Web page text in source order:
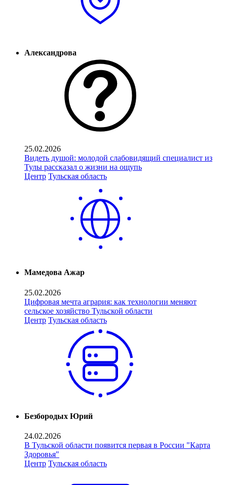
Александрова
25.02.2026
Видеть душой: молодой слабовидящий специалист из
Тулы рассказал о жизни на ощупь
Центр Тульская область
Мамедова Ажар
25.02.2026
Цифровая мечта агрария: как технологии меняют
сельское хозяйство Тульской области
Центр Тульская область
Безбородых Юрий
24.02.2026
В Тульской области появится первая в России "Карта
Здоровья"
Центр Тульская область